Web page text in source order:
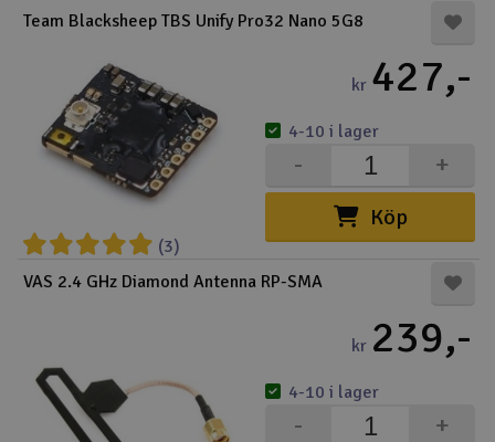
Team Blacksheep TBS Unify Pro32 Nano 5G8
(3)
kr 427,-
Köp
+
-
4-10 i lager
VAS 2.4 GHz Diamond Antenna RP-SMA
kr 239,-
+
-
4-10 i lager